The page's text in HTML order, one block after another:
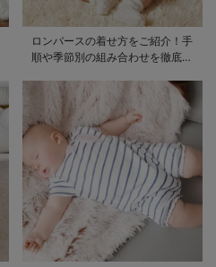
ロンパースの着せ方をご紹介！手
順や季節別の組み合わせを徹底解